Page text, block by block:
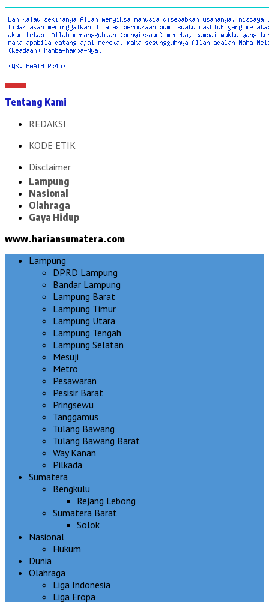
Tentang Kami
REDAKSI
KODE ETIK
Disclaimer
Lampung
Nasional
Olahraga
Gaya Hidup
www.hariansumatera.com
Lampung
DPRD Lampung
Bandar Lampung
Lampung Barat
Lampung Timur
Lampung Utara
Lampung Tengah
Lampung Selatan
Mesuji
Metro
Pesawaran
Pesisir Barat
Pringsewu
Tanggamus
Tulang Bawang
Tulang Bawang Barat
Way Kanan
Pilkada
Sumatera
Bengkulu
Rejang Lebong
Sumatera Barat
Solok
Nasional
Hukum
Dunia
Olahraga
Liga Indonesia
Liga Eropa